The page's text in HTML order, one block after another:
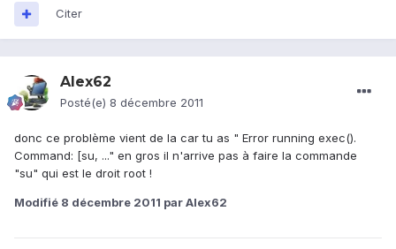
Citer
Alex62
Posté(e) 8 décembre 2011
donc ce problème vient de la car tu as " Error running exec().
Command: [su, ..." en gros il n'arrive pas à faire la commande
"su" qui est le droit root !
Modifié 8 décembre 2011 par Alex62